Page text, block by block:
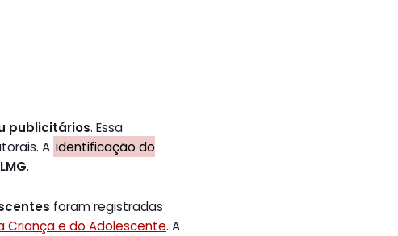
publicitários. Essa
A identificação do
.
foram registradas
Criança e do Adolescente. A